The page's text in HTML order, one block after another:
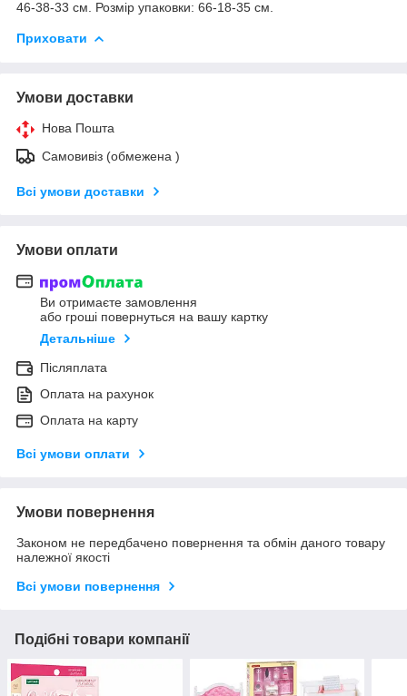
46-38-33 см. Розмір упаковки: 66-18-35 см.
Приховати
Умови доставки
Нова Пошта
Самовивіз (обмежена )
Всі умови доставки
Умови оплати
Ви отримаєте замовлення
або гроші повернуться на вашу картку
Детальніше
Післяплата
Оплата на рахунок
Оплата на карту
Всі умови оплати
Умови повернення
Законом не передбачено повернення та обмін даного товару
належної якості
Всі умови повернення
Подібні товари компанії